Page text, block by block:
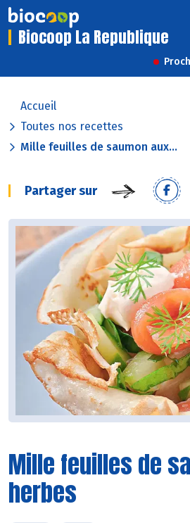
Biocoop La Republique
Accueil
Toutes nos recettes
Mille feuilles de saumon aux...
Partager sur
Mille feuilles de
herbes